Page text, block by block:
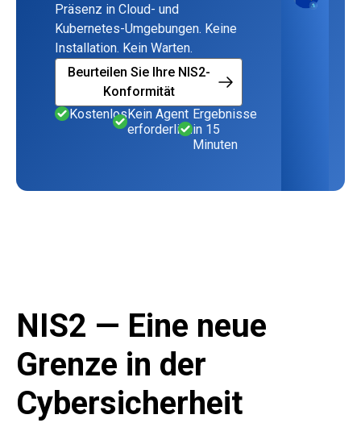
Präsenz in Cloud- und
Kubernetes-Umgebungen. Keine
Installation. Kein Warten.
Beurteilen Sie Ihre NIS2-
Konformität
KostenlosKein Agent
erforderlich
Ergebnisse
in 15
Minuten
NIS2 — Eine neue
Grenze in der
Cybersicherheit